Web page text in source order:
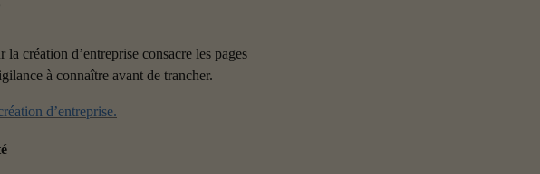
la création d’entreprise consacre les pages
à connaître avant de trancher.
d’entreprise.